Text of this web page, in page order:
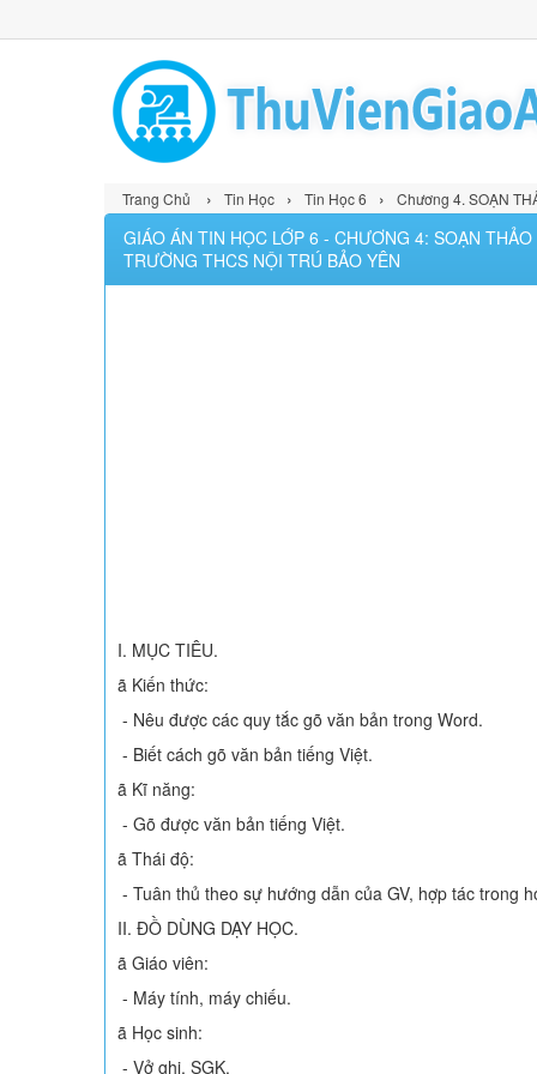
Trang Chủ › Tin Học › Tin Học 6 › Chương 4. SOẠN
GIÁO ÁN TIN HỌC LỚP 6 - CHƯƠNG 4: SOẠN
TRƯỜNG THCS NỘI TRÚ BẢO YÊN
I. MỤC TIÊU.
ã Kiến thức:
- Nêu được các quy tắc gõ văn bản trong Word.
- Biết cách gõ văn bản tiếng Việt.
ã Kĩ năng:
- Gõ được văn bản tiếng Việt.
ã Thái độ:
- Tuân thủ theo sự hướng dẫn của GV, hợp tác trong
II. ĐỒ DÙNG DẠY HỌC.
ã Giáo viên:
- Máy tính, máy chiếu.
ã Học sinh:
- Vở ghi, SGK.